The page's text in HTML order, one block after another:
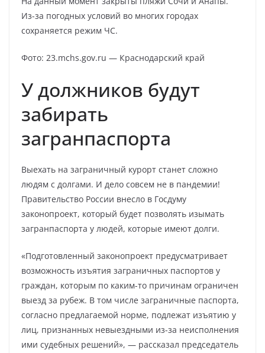
Из-за погодных условий во многих городах
сохраняется режим ЧС.
Фото: 23.mchs.gov.ru — Краснодарский край
У должников будут
забирать
загранпаспорта
Выехать на заграничный курорт станет сложно
людям с долгами. И дело совсем не в пандемии!
Правительство России внесло в Госдуму
законопроект, который будет позволять изымать
загранпаспорта у людей, которые имеют долги.
«Подготовленный законопроект предусматривает
возможность изъятия заграничных паспортов у
граждан, которым по каким-то причинам ограничен
выезд за рубеж. В том числе заграничные паспорта,
согласно предлагаемой норме, подлежат изъятию у
лиц, признанных невыездными из-за неисполнения
ими судебных решений», — рассказал председатель